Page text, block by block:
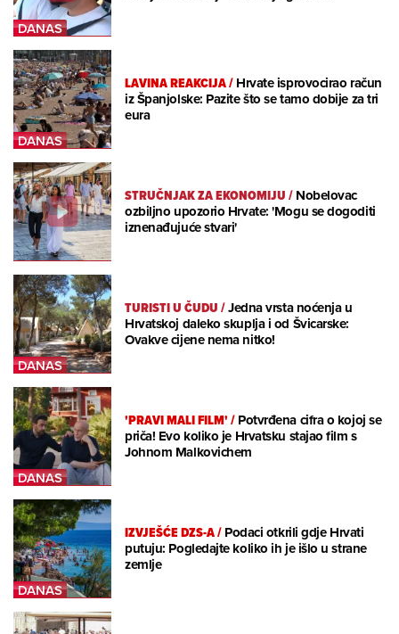
LAVINA REAKCIJA/Hrvate isprovocirao račun
iz Španjolske: Pazite što se tamo dobije za tri
eura
STRUČNJAK ZA EKONOMIJU/Nobelovac
ozbiljno upozorio Hrvate: 'Mogu se dogoditi
iznenađujuće stvari'
TURISTI U ČUDU/Jedna vrsta noćenja u
Hrvatskoj daleko skuplja i od Švicarske:
Ovakve cijene nema nitko!
'PRAVI MALI FILM'/Potvrđena cifra o kojoj se
priča! Evo koliko je Hrvatsku stajao film s
Johnom Malkovichem
IZVJEŠĆE DZS-A/Podaci otkrili gdje Hrvati
putuju: Pogledajte koliko ih je išlo u strane
zemlje